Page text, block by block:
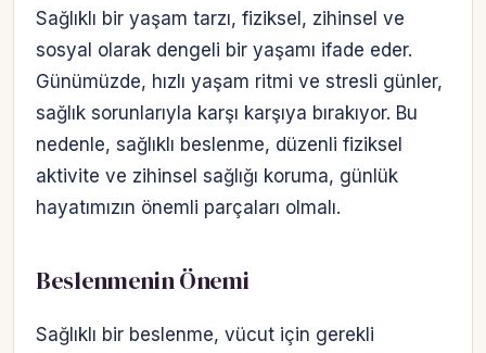
Sağlıklı bir yaşam tarzı, fiziksel, zihinsel ve
sosyal olarak dengeli bir yaşamı ifade eder.
Günümüzde, hızlı yaşam ritmi ve stresli günler,
sağlık sorunlarıyla karşı karşıya bırakıyor. Bu
nedenle, sağlıklı beslenme, düzenli fiziksel
aktivite ve zihinsel sağlığı koruma, günlük
hayatımızın önemli parçaları olmalı.
Beslenmenin Önemi
Sağlıklı bir beslenme, vücut için gerekli